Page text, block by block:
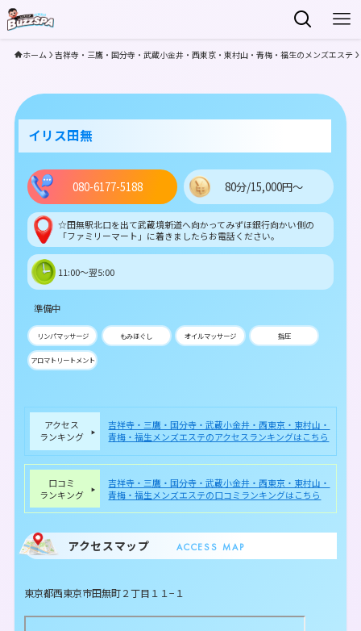
ホーム 吉祥寺・三鷹・国分寺・武蔵小金井・西東京・東村山・青梅・福生のメンズエステ
イリス田無
080-6177-5188 80分/15,000円～
☆田無駅北口を出て武蔵境新道へ向かってみずほ銀行向かい側の
「ファミリーマート」に着きましたらお電話ください。
11:00～翌5:00
準備中
リンパマッサージ もみほぐし オイルマッサージ 指圧
アロマトリートメント
アクセス
ランキング
吉祥寺・三鷹・国分寺・武蔵小金井・西東京・東村山・
青梅・福生メンズエステのアクセスランキングはこちら
口コミ
ランキング
吉祥寺・三鷹・国分寺・武蔵小金井・西東京・東村山・
青梅・福生メンズエステの口コミランキングはこちら
アクセスマップ ACCESS MAP
東京都西東京市田無町２丁目１１−１